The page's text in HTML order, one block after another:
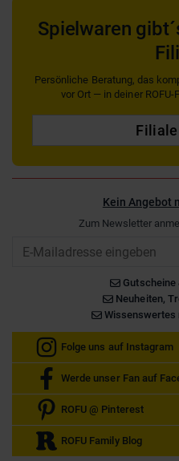
Spielwaren
Persönliche Beratung, das
vor Ort — in deiner
Kein Angebot
Zum Newsletter
Gutscheine
Neuheiten,
Wissenswertes
Folge uns auf Instagram
Werde unser Fan auf
ROFU @ Pinterest
ROFU Family Blog